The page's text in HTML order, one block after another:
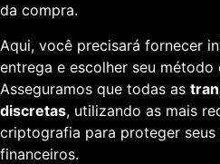
da compra.
Aqui, você precisará fornecer
entrega e escolher seu método
Asseguramos que todas as
discretas, utilizando as mais
criptografia para proteger seus
financeiros.